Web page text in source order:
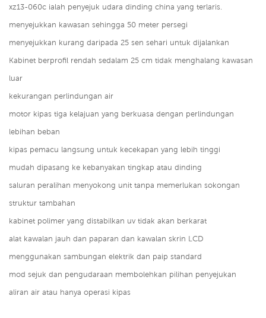
xz13-060c ialah penyejuk udara dinding china yang terlaris.
menyejukkan kawasan sehingga 50 meter persegi
menyejukkan kurang daripada 25 sen sehari untuk dijalankan
Kabinet berprofil rendah sedalam 25 cm tidak menghalang kawasan
luar
kekurangan perlindungan air
motor kipas tiga kelajuan yang berkuasa dengan perlindungan
lebihan beban
kipas pemacu langsung untuk kecekapan yang lebih tinggi
mudah dipasang ke kebanyakan tingkap atau dinding
saluran peralihan menyokong unit tanpa memerlukan sokongan
struktur tambahan
kabinet polimer yang distabilkan uv tidak akan berkarat
alat kawalan jauh dan paparan dan kawalan skrin LCD
menggunakan sambungan elektrik dan paip standard
mod sejuk dan pengudaraan membolehkan pilihan penyejukan
aliran air atau hanya operasi kipas